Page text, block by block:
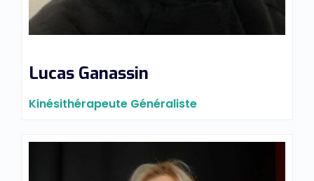
Lucas Ganassin
Kinésithérapeute Généraliste